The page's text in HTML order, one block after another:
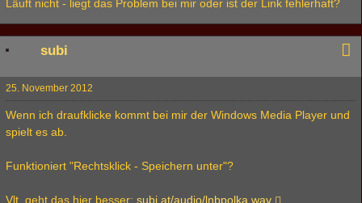
Läuft nicht - liegt das Problem bei mir oder ist der Link fehlerhaft?
subi
25. November 2012
Wenn ich draufklicke kommt bei mir der Windows Media Player und
spielt es ab.
Funktioniert "Rechtsklick - Speichern unter"?
Vlt. geht das hier besser: subi.at/audio/lnbpolka.wav